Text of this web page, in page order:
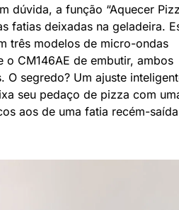
dúvida, a função “Aquecer
fatias deixadas na geladeira.
três modelos de micro-ondas
CM146AE de embutir, ambos
segredo? Um ajuste
seu pedaço de pizza com
aos de uma fatia recém-saída